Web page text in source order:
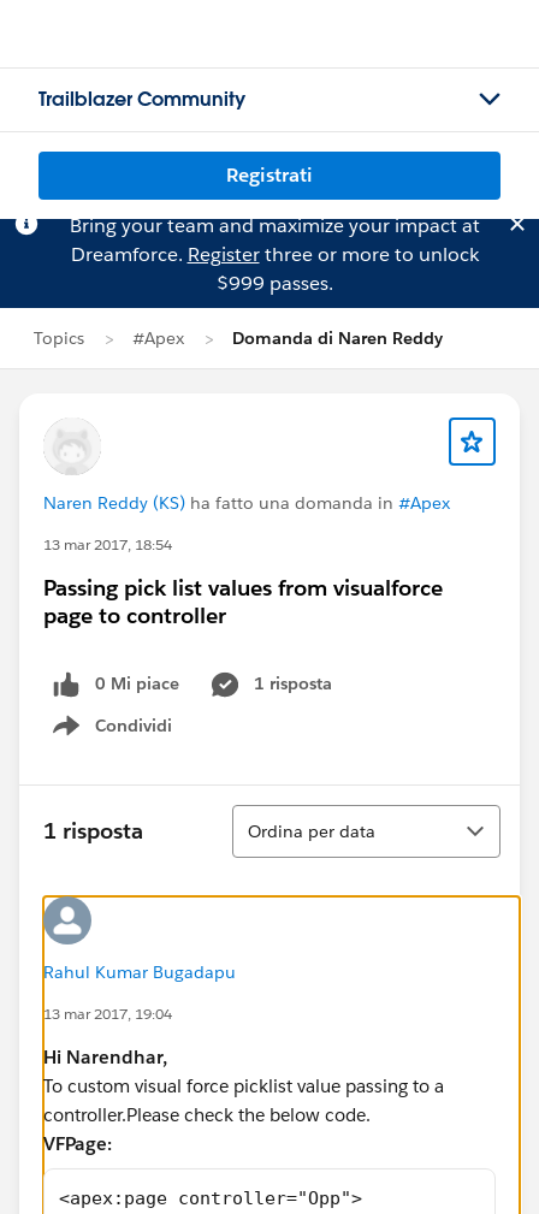
Trailblazer Community
Registrati
Bring your team and maximize your impact at
Dreamforce. Registerthree or more to unlock
$999 passes.
Topics #Apex Domanda di Naren Reddy
Naren Reddy (KS) ha fatto una domanda in #Apex
13 mar 2017, 18:54
Passing pick list values from visualforce
page to controller
0 Mi piace
1 risposta
Condividi
Show menu
1 risposta
Ordina
Ordina per data
Rahul Kumar Bugadapu
13 mar 2017, 19:04
Hi Narendhar,
To custom visual force picklist value passing to a
controller.Please check the below code.
VFPage:
<apex:page controller="Opp">